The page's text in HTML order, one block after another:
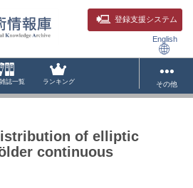
登録支援システム
English
誌一覧 ランキング その他
of elliptic
continuous